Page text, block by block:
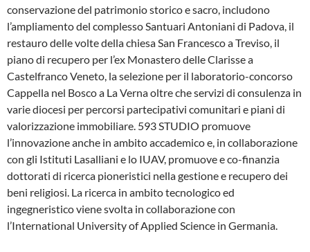
conservazione del patrimonio storico e sacro, includono
l’ampliamento del complesso Santuari Antoniani di Padova, il
restauro delle volte della chiesa San Francesco a Treviso, il
piano di recupero per l’ex Monastero delle Clarisse a
Castelfranco Veneto, la selezione per il laboratorio-concorso
Cappella nel Bosco a La Verna oltre che servizi di consulenza in
varie diocesi per percorsi partecipativi comunitari e piani di
valorizzazione immobiliare. 593 STUDIO promuove
l’innovazione anche in ambito accademico e, in collaborazione
con gli Istituti Lasalliani e lo IUAV, promuove e co-finanzia
dottorati di ricerca pioneristici nella gestione e recupero dei
beni religiosi. La ricerca in ambito tecnologico ed
ingegneristico viene svolta in collaborazione con
l’International University of Applied Science in Germania.